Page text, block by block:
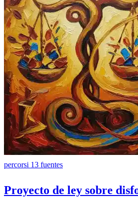
percorsi 13 fuentes
Proyecto de ley sobre